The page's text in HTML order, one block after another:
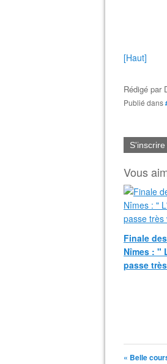
[Haut]
Rédigé par
Publié dans
Vous
Finale
Nîmes : "
passe
« Belle